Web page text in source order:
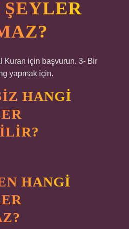
Kuran için başvurun. 3- Bir
yapmak için.
HANGI
HANGI